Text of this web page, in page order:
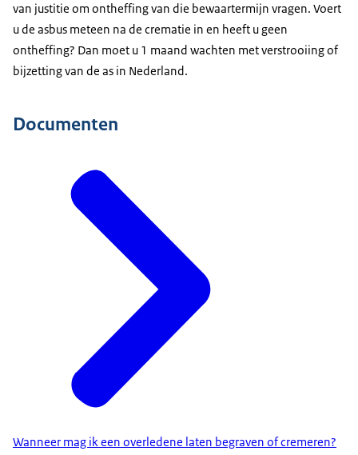
van justitie om ontheffing van die bewaartermijn vragen. Voert
u de asbus meteen na de crematie in en heeft u geen
ontheffing? Dan moet u 1 maand wachten met verstrooiing of
bijzetting van de as in Nederland.
Documenten
Wanneer mag ik een overledene laten begraven of cremeren?